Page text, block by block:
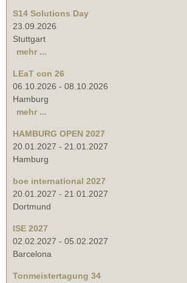
S14 Solutions Day
23.09.2026
Stuttgart
mehr ...
LEaT con 26
06.10.2026 - 08.10.2026
Hamburg
mehr ...
HAMBURG OPEN 2027
20.01.2027 - 21.01.2027
Hamburg
boe international 2027
20.01.2027 - 21.01.2027
Dortmund
ISE 2027
02.02.2027 - 05.02.2027
Barcelona
Tonmeistertagung 34